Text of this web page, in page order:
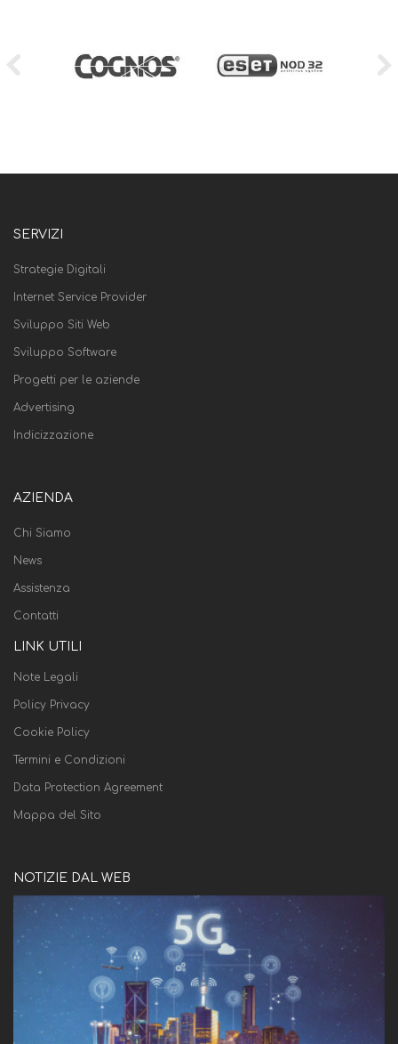
SERVIZI
Strategie Digitali
Internet Service Provider
Sviluppo Siti Web
Sviluppo Software
Progetti per le aziende
Advertising
Indicizzazione
AZIENDA
Chi Siamo
News
Assistenza
Contatti
LINK UTILI
Note Legali
Policy Privacy
Cookie Policy
Termini e Condizioni
Data Protection Agreement
Mappa del Sito
NOTIZIE DAL WEB